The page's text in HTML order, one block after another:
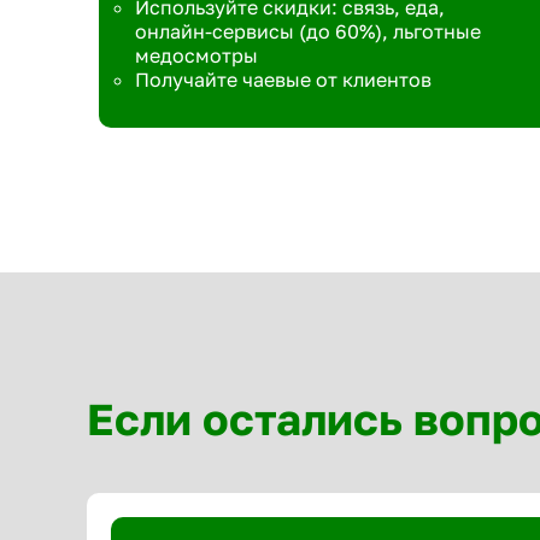
Используйте скидки: связь, еда,
онлайн-сервисы (до 60%), льготные
медосмотры
Получайте чаевые от клиентов
Если остались